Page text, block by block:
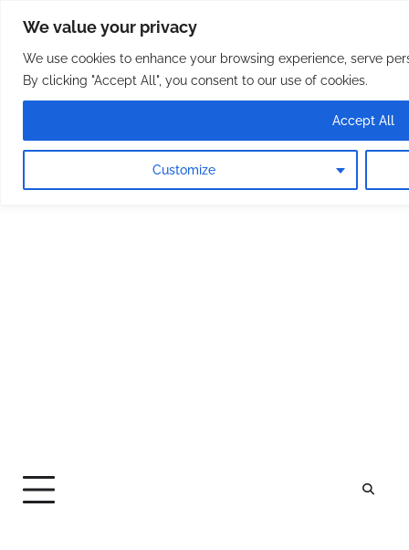
We value your privacy
We use cookies to enhance your browsing experience, serve
By clicking "Accept All", you consent to our use of cookies.
Customize
Accept All
content
Osterreichische Pfarreie